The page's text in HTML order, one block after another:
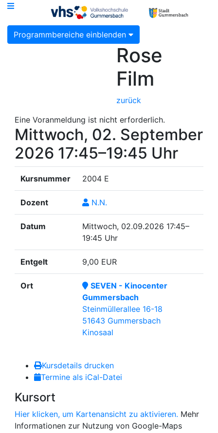
Programmbereiche einblenden
Rose
Film
zurück
Eine Voranmeldung ist nicht erforderlich.
Mittwoch, 02. September
2026 17:45–19:45 Uhr
Kursnummer 2004 E
Dozent N.N.
Datum Mittwoch, 02.09.2026 17:45–
19:45 Uhr
Entgelt 9,00 EUR
Ort
SEVEN - Kinocenter
Gummersbach
Steinmüllerallee 16-18
51643 Gummersbach
Kinosaal
Kursdetails drucken
Termine als iCal-Datei
Kursort
Hier klicken, um Kartenansicht zu aktivieren. Mehr
Informationen zur Nutzung von Google-Maps